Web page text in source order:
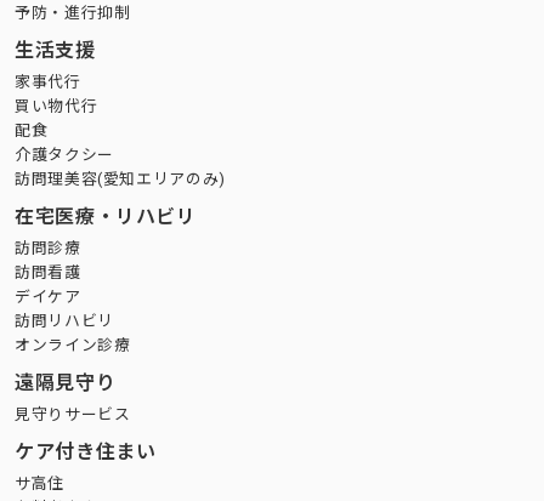
予防・進行抑制
生活支援
家事代行
買い物代行
配食
介護タクシー
訪問理美容(愛知エリアのみ)
在宅医療・リハビリ
訪問診療
訪問看護
デイケア
訪問リハビリ
オンライン診療
遠隔見守り
見守りサービス
ケア付き住まい
サ高住